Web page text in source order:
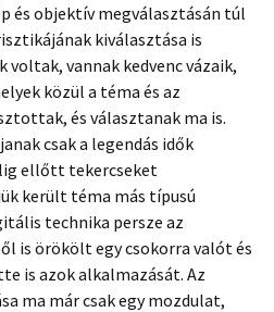
és objektív megválasztásán túl
kiválasztása is
voltak, vannak kedvenc vázaik,
közül a téma és az
és választanak ma is.
csak a legendás idők
ellőtt tekercseket
került téma más típusú
technika persze az
is örökölt egy csokorra valót és
is azok alkalmazását. Az
ma már csak egy mozdulat,